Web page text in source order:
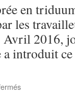
en
les
Avril 2016,
a introduit
sur